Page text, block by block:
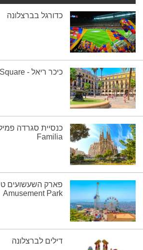
כדורגל בברצלונה
כיכר ריאל - Reial Square
Familia
Amusement Park
דילים לברצלונה